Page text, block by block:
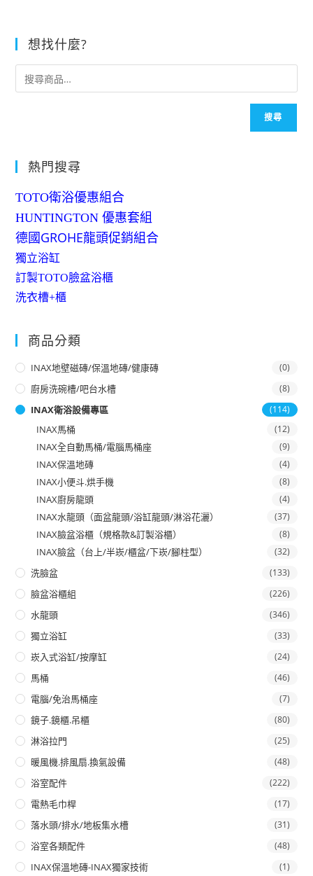
想找什麼?
搜尋
熱門搜尋
TOTO衛浴優惠組合
HUNTINGTON 優惠套組
德國GROHE龍頭促銷組合
獨立浴缸
訂製TOTO臉盆浴櫃
洗衣槽+櫃
商品分類
INAX地壁磁磚/保溫地磚/健康磚 (0)
廚房洗碗槽/吧台水槽 (8)
INAX衛浴設備專區 (114)
INAX馬桶 (12)
INAX全自動馬桶/電腦馬桶座 (9)
INAX保溫地磚 (4)
INAX小便斗.烘手機 (8)
INAX廚房龍頭 (4)
INAX水龍頭（面盆龍頭/浴缸龍頭/淋浴花灑） (37)
INAX臉盆浴櫃（規格款&訂製浴櫃） (8)
INAX臉盆（台上/半崁/櫃盆/下崁/腳柱型） (32)
洗臉盆 (133)
臉盆浴櫃組 (226)
水龍頭 (346)
獨立浴缸 (33)
崁入式浴缸/按摩缸 (24)
馬桶 (46)
電腦/免治馬桶座 (7)
鏡子.鏡櫃.吊櫃 (80)
淋浴拉門 (25)
暖風機.排風扇.換氣設備 (48)
浴室配件 (222)
電熱毛巾桿 (17)
落水頭/排水/地板集水槽 (31)
浴室各類配件 (48)
INAX保溫地磚-INAX獨家技術 (1)